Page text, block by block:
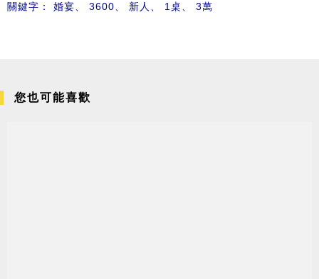
關鍵字： 婚宴 3600 新人 1桌 3萬
您也可能喜歡